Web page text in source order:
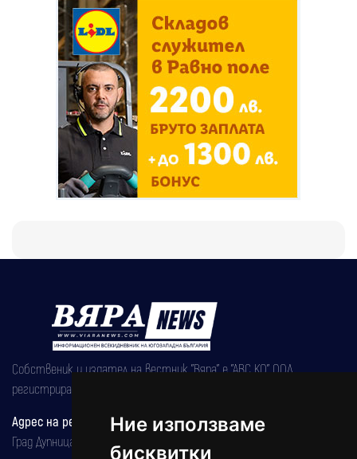
Ние използваме
бисквитки
Собственик и издател на вестник "Вяра" е "АВС КО" ООД,
регистрирана на 08.05.2002 година.
Адрес на редакцията
Град Дупница, ул.''Христо Ботев" 43